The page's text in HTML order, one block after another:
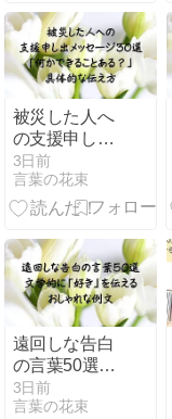
被災した人へ
の支援申し出
メッセージ30
選｜「何かで
きることあ
的な伝え方
3日前
言葉の花束
遠回しな告白
の言葉50選｜
文学的に「好
き」を伝える
3日前
言葉の花束